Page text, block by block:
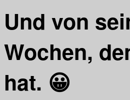
Und von
Wochen,
hat. 😀